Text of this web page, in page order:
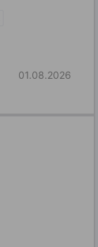
01.08.2026